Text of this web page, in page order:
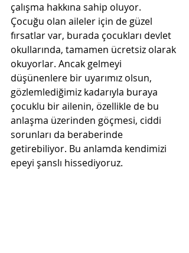
çalışma hakkına sahip oluyor.
Çocuğu olan aileler için de güzel
fırsatlar var, burada çocukları devlet
okullarında, tamamen ücretsiz olarak
okuyorlar. Ancak gelmeyi
düşünenlere bir uyarımız olsun,
gözlemlediğimiz kadarıyla buraya
çocuklu bir ailenin, özellikle de bu
anlaşma üzerinden göçmesi, ciddi
sorunları da beraberinde
getirebiliyor. Bu anlamda kendimizi
epeyi şanslı hissediyoruz.